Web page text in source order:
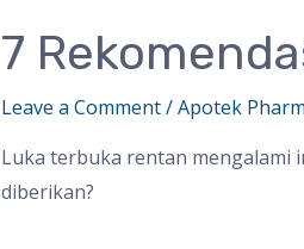
7
Leave a Comment/Apotek
Luka terbuka rentan mengalami
diberikan?